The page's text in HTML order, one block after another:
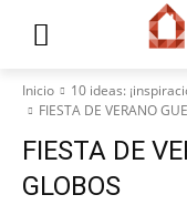
Inicio
10 ideas:
FIESTA DE VERANO
FIESTA DE
GLOBOS